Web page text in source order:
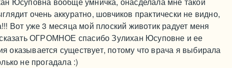
очень аккуратно, шовчиков практически не видно,
Вот уже 3 месяца мой плоский животик радует меня
ОГРОМНОЕ спасибо Зулихан Юсуповне и ее
оказывается существует, потому что врача я выбирала
не прогадала :)